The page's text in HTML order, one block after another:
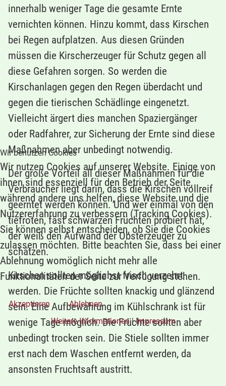
innerhalb weniger Tage die gesamte Ernte
vernichten können. Hinzu kommt, dass Kirschen
bei Regen aufplatzen. Aus diesen Gründen
müssen die Kirscherzeuger für Schutz gegen all
diese Gefahren sorgen. So werden die
Kirschanlagen gegen den Regen überdacht und
gegen die tierischen Schädlinge eingenetzt.
Vielleicht ärgert dies manchen Spaziergänger
oder Radfahrer, zur Sicherung der Ernte sind diese
Maßnahmen aber unbedingt notwendig.
Der große Vorteil all dieser Maßnahmen für die
Verbraucher liegt darin, dass die Kirschen vollreif
geerntet werden können. Und wer einmal von den
tiefroten, fast schwarzen Früchten probiert hat,
der weiß den Aufwand der Obsterzeuger zu
schätzen.
Kirschen sollten möglichst frisch verzehrt
werden. Die Früchte sollten knackig und glänzend
sein. Eine Aufbewahrung im Kühlschrank ist für
wenige Tage möglich. Die Früchte sollten aber
unbedingt trocken sein. Die Stiele sollten immer
erst nach dem Waschen entfernt werden, da
ansonsten Fruchtsaft austritt.
Wir benutzen Cookies
Wir nutzen Cookies auf unserer Website. Einige von
ihnen sind essenziell für den Betrieb der Seite,
während andere uns helfen, diese Website und die
Nutzererfahrung zu verbessern (Tracking Cookies).
Sie können selbst entscheiden, ob Sie die Cookies
zulassen möchten. Bitte beachten Sie, dass bei einer
Ablehnung womöglich nicht mehr alle
Funktionalitäten der Seite zur Verfügung stehen.
Akzeptieren
Ablehnen
Weitere Informationen|Impressum